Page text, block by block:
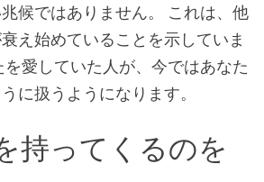
候ではありません。 これは、他
え始めていることを示していま
愛していた人が、今ではあなた
に扱うようになります。
持ってくるのを